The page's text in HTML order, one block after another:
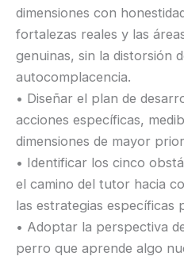
dimensiones con
fortalezas reales y las
genuinas, sin la distorsión
autocomplacencia.
• Diseñar el plan de
acciones específicas,
dimensiones de mayor
• Identificar los cinco
el camino del tutor hacia
las estrategias específicas
• Adoptar la perspectiva
perro que aprende algo